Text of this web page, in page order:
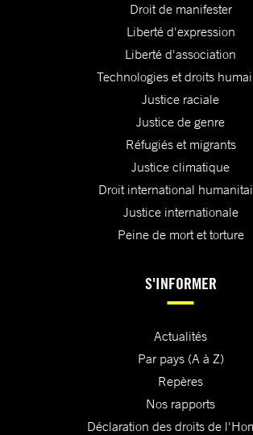
Droit de manifester
Liberté d'expression
Liberté d'association
Technologies et droits
Justice raciale
Justice de genre
Réfugiés et migrants
Justice climatique
Droit international
Justice internationale
Peine de mort et torture
S'INFORMER
Actualités
Par pays (A à Z)
Repères
Nos rapports
Déclaration des droits de